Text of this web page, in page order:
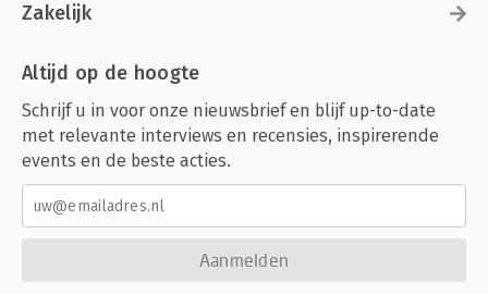
Zakelijk
Altijd op de hoogte
Schrijf u in voor onze nieuwsbrief en blijf up-to-date
met relevante interviews en recensies, inspirerende
events en de beste acties.
Aanmelden